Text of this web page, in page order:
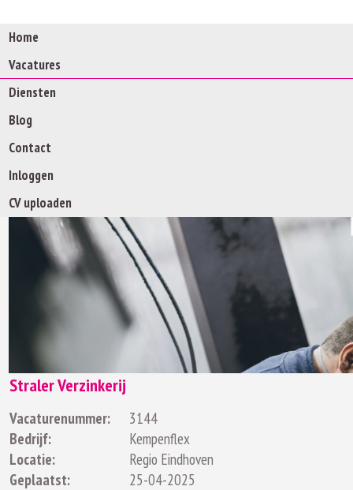
Home
Vacatures
Diensten
Blog
Contact
Inloggen
CV uploaden
Straler Verzinkerij
Vacaturenummer:
3144
Bedrijf:
Kempenflex
Locatie:
Regio Eindhoven
Geplaatst:
25-04-2025